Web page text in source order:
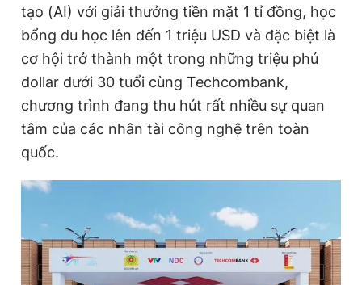
Theo dõi báo trên
Hotline
0906 645 777
Liên hệ quảng cáo
0908 780 404
Quảng cáo Chính sách bảo
Tổng biên tập: Nguyễn Ngọc Toàn
Phó tổng biên tập thường trực: Hải Thành
Phó tổng biên tập: Trần Việt Hưng
Giấy phép xuất bản số 110/GP - BTTTT cấp ngày 24.3.2020
© 2003-2026 Bản quyền thuộc về Báo Thanh Niên. Cấm sao
chép dưới mọi hình thức nếu không có sự chấp thuận bằng văn
bản. Phát triển bởi ePi Technologies, JSC.
tạo (AI) với giải thưởng tiền mặt 1 tỉ đồng, học
bổng du học lên đến 1 triệu USD và đặc biệt là
cơ hội trở thành một trong những triệu phú
dollar dưới 30 tuổi cùng Techcombank,
chương trình đang thu hút rất nhiều sự quan
tâm của các nhân tài công nghệ trên toàn
quốc.